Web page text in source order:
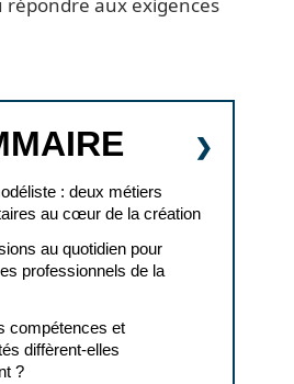
: deux métiers
au cœur de la création
au quotidien pour
professionnels de la
compétences et
diffèrent-elles
?